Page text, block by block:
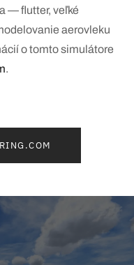
— flutter, veľké
aerovleku
o tomto simulátore
.